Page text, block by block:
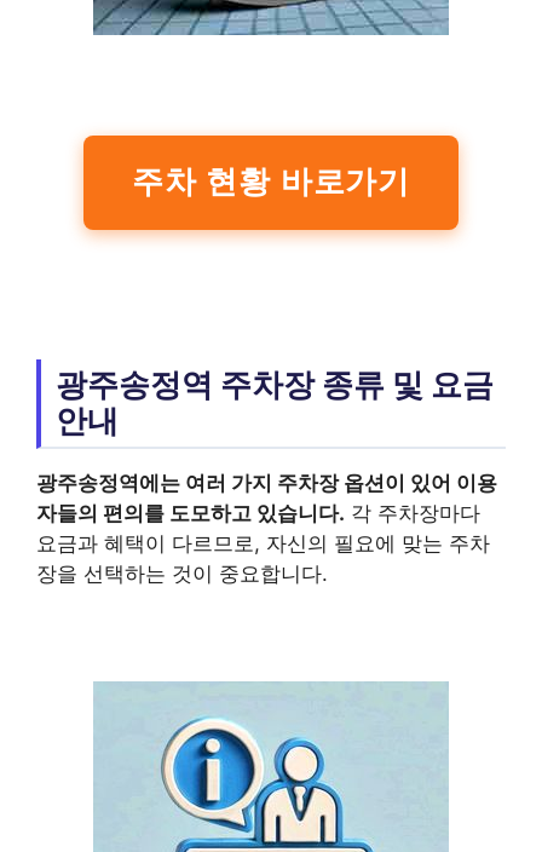
주차 현황 바로가기
광주송정역 주차장 종류 및 요금
안내
광주송정역에는 여러 가지 주차장 옵션이 있어 이용
자들의 편의를 도모하고 있습니다. 각 주차장마다
요금과 혜택이 다르므로, 자신의 필요에 맞는 주차
장을 선택하는 것이 중요합니다.